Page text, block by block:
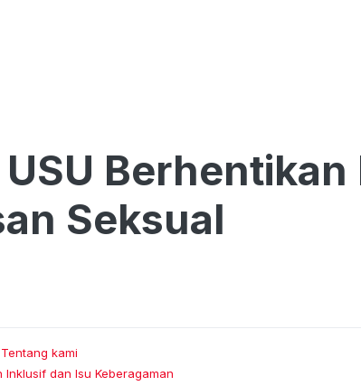
Seksual
Tentang kami
Inklusif dan Isu Keberagaman